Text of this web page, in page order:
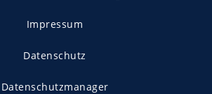
Impressum
Datenschutz
Datenschutzmanager